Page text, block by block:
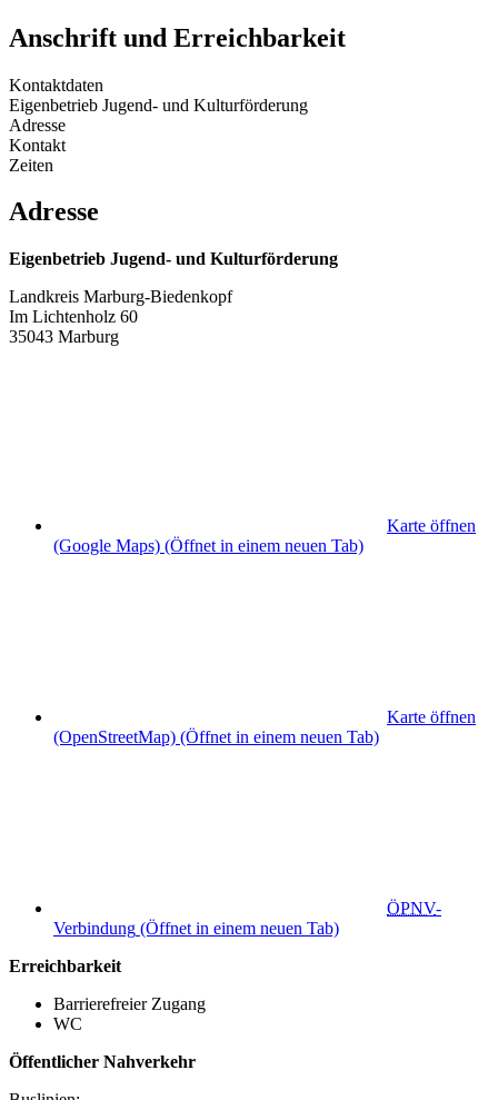
Anschrift und Erreichbarkeit
Kontaktdaten
Eigenbetrieb Jugend- und Kulturförderung
Adresse
Kontakt
Zeiten
Adresse
Eigenbetrieb Jugend- und Kulturförderung
Landkreis Marburg-Biedenkopf
Im Lichtenholz 60
35043 Marburg
Karte öffnen
(Google Maps) (Öffnet in einem neuen Tab)
Karte öffnen
(OpenStreetMap) (Öffnet in einem neuen Tab)
ÖPNV-
Verbindung (Öffnet in einem neuen Tab)
Erreichbarkeit
Barrierefreier Zugang
WC
Öffentlicher Nahverkehr